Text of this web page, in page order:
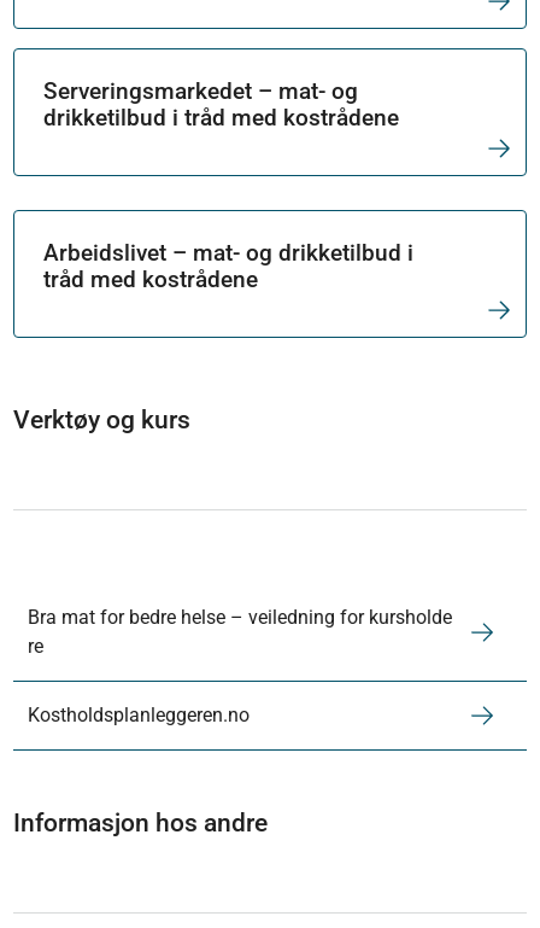
Serveringsmarkedet – mat- og
drikketilbud i tråd med kostrådene
Arbeidslivet – mat- og drikketilbud i
tråd med kostrådene
Verktøy og kurs
Bra mat for bedre helse – veiledning for kursholde
re
Kostholdsplanleggeren.no
Informasjon hos andre